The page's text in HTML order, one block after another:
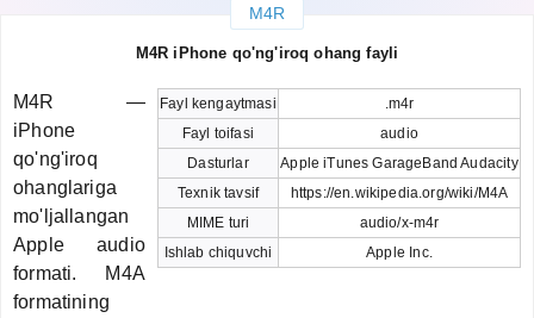
M4R
M4R iPhone qo'ng'iroq ohang fayli
Fayl kengaytmasi
.m4r
Fayl toifasi
audio
Dasturlar
Apple iTunes GarageBand Audacity
Texnik tavsif
https://en.wikipedia.org/wiki/M4A
MIME turi
audio/x-m4r
Ishlab chiquvchi
Apple Inc.
M4R —
iPhone
qo'ng'iroq
ohanglariga
mo'ljallangan
Apple audio
formati. M4A
formatining